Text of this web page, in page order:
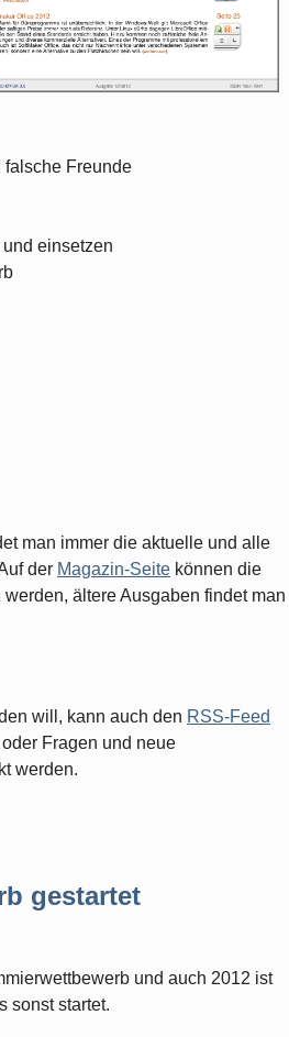
falsche Freunde
einsetzen
man immer die aktuelle und alle
der Magazin-Seite können die
werden, ältere Ausgaben findet man
will, kann auch den RSS-Feed
Fragen und neue
werden.
gestartet
und auch 2012 ist
sonst startet.